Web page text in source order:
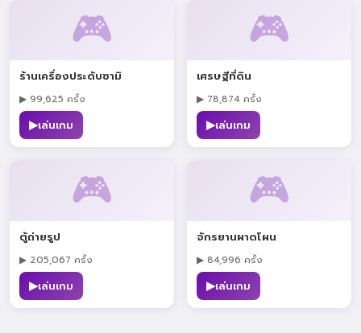
🎮
ร้านเครื่องประดับซามิ
▶ 99,625 ครั้ง
▶เล่นเกม
🎮
เศรษฐีที่ดิน
▶ 78,874 ครั้ง
▶เล่นเกม
🎮
ตู้ถ่ายรูป
▶ 205,067 ครั้ง
▶เล่นเกม
🎮
จักรยานผาดโผน
▶ 84,996 ครั้ง
▶เล่นเกม